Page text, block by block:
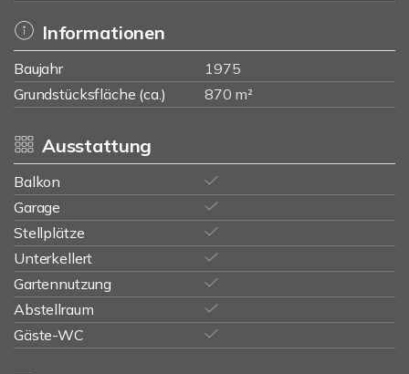
Informationen
Baujahr
1975
Grundstücksfläche (ca.)
870 m²
Ausstattung
Balkon
Garage
Stellplätze
Unterkellert
Gartennutzung
Abstellraum
Gäste-WC